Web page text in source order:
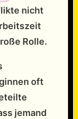
nicht
Rolle.
oft
jemand